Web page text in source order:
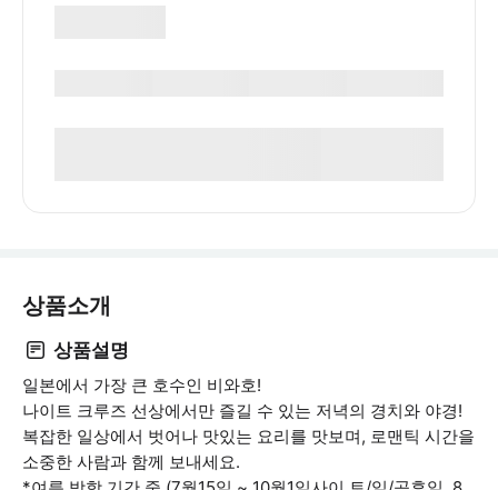
상품소개
상품설명
일본에서 가장 큰 호수인 비와호!
나이트 크루즈 선상에서만 즐길 수 있는 저녁의 경치와 야경!
복잡한 일상에서 벗어나 맛있는 요리를 맛보며, 로맨틱 시간을
소중한 사람과 함께 보내세요.